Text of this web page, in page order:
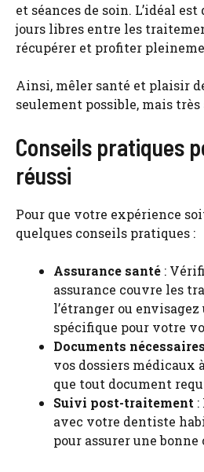
et séances de soin. L’idéal
jours libres entre les
récupérer et profiter
Ainsi, mêler santé et plaisir
seulement possible, mais
Conseils pratiques
réussi
Pour que votre expérience
quelques conseils pratiques :
Assurance santé :
assurance couvre les
l’étranger ou envisagez
spécifique pour votre
Documents nécessaires
vos dossiers médicaux
que tout document
Suivi post-traitement
avec votre dentiste
pour assurer une bonne